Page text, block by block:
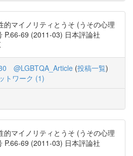
的マイノリティとうそ (うその心理
P.66-69 (2011-03) 日本評論社
@LGBTQA_Article (投稿一覧)
トワーク (1)
的マイノリティとうそ (うその心理
P.66-69 (2011-03) 日本評論社